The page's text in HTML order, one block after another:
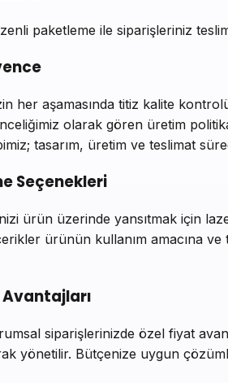
paketleme ile siparişleriniz
her aşamasında titiz kalite
olarak gören üretim
tasarım, üretim ve teslimat
Seçenekleri
ürün üzerinde yansıtmak için
ürünün kullanım amacına ve
siparişlerinizde özel fiyat
yönetilir. Bütçenize uygun